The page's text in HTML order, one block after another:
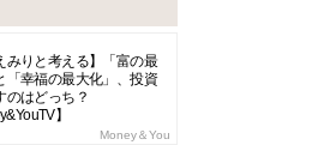
みりと考える】「富の最
「幸福の最大化」、投資
のはどっち？
】
Money＆You